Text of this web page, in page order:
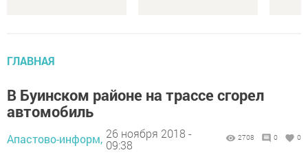
ГЛАВНАЯ
В Буинском районе на трассе сгорел
автомобиль
Апастово-информ, 26 ноября 2018 -
09:38
2708 0 0